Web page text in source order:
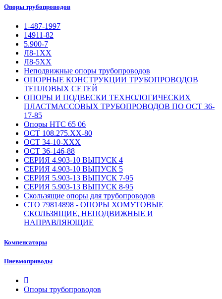
Опоры трубопроводов
1-487-1997
14911-82
5.900-7
Л8-1ХХ
Л8-5ХХ
Неподвижные опоры трубопроводов
ОПОРНЫЕ КОНСТРУКЦИИ ТРУБОПРОВОДОВ
ТЕПЛОВЫХ СЕТЕЙ
ОПОРЫ И ПОДВЕСКИ ТЕХНОЛОГИЧЕСКИХ
ПЛАСТМАССОВЫХ ТРУБОПРОВОДОВ ПО ОСТ 36-
17-85
Опоры НТС 65 06
ОСТ 108.275.XX-80
ОСТ 34-10-ХХХ
ОСТ 36-146-88
СЕРИЯ 4.903-10 ВЫПУСК 4
СЕРИЯ 4.903-10 ВЫПУСК 5
СЕРИЯ 5.903-13 ВЫПУСК 7-95
СЕРИЯ 5.903-13 ВЫПУСК 8-95
Скользящие опоры для трубопроводов
СТО 79814898 - ОПОРЫ ХОМУТОВЫЕ
СКОЛЬЗЯЩИЕ, НЕПОДВИЖНЫЕ И
НАПРАВЛЯЮЩИЕ
Компенсаторы
Пневмоприводы
Опоры трубопроводов